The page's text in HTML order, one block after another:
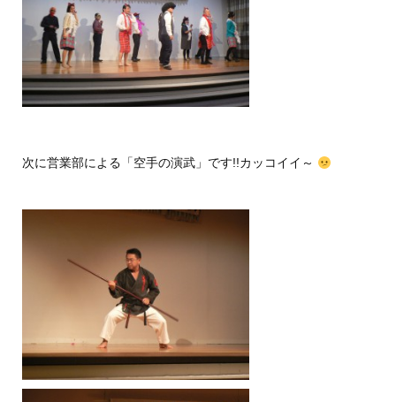
次に営業部による「空手の演武」です!!カッコイイ～